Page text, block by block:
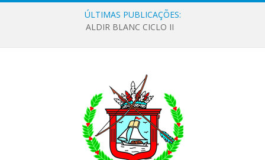
ÚLTIMAS PUBLICAÇÕES:
ALDIR BLANC CICLO II